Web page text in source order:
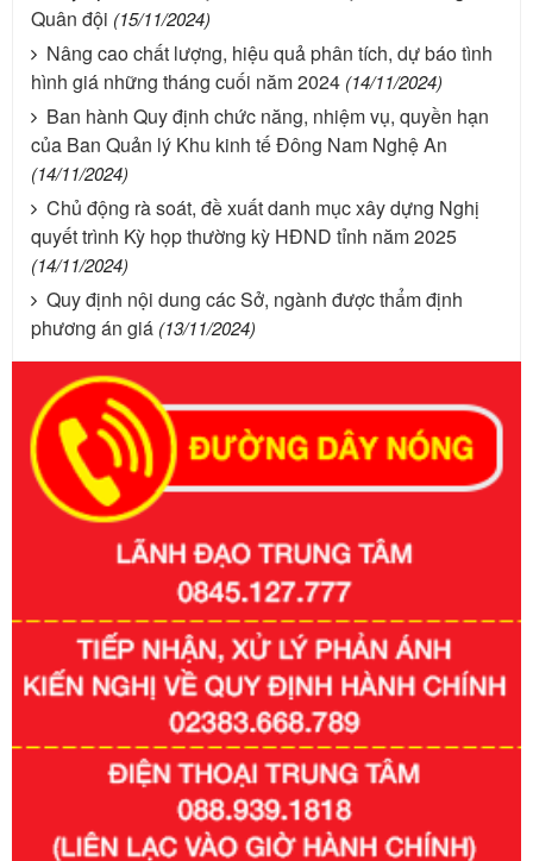
Quân đội (15/11/2024)
Nâng cao chất lượng, hiệu quả phân tích, dự báo tình
hình giá những tháng cuối năm 2024 (14/11/2024)
Ban hành Quy định chức năng, nhiệm vụ, quyền hạn
của Ban Quản lý Khu kinh tế Đông Nam Nghệ An
(14/11/2024)
Chủ động rà soát, đề xuất danh mục xây dựng Nghị
quyết trình Kỳ họp thường kỳ HĐND tỉnh năm 2025
(14/11/2024)
Quy định nội dung các Sở, ngành được thẩm định
phương án giá (13/11/2024)
Số kí hiệu:351/2025/NĐ-CP
Tên: Nghị định số 351/2025/NĐ-CP của Chính phủ: Quy
định chuẩn nghèo đa chiều quốc gia giai đoạn 2026 - 2030
Ngày ban hành: 29/12/2026